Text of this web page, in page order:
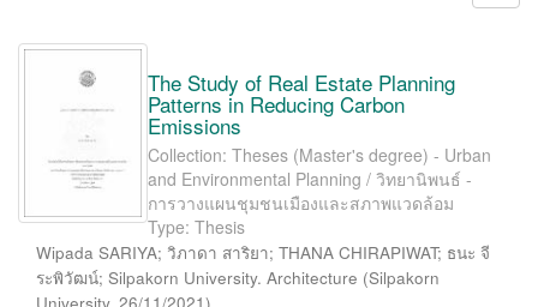
The Study of Real Estate Planning
Patterns in Reducing Carbon
Emissions
Collection: Theses (Master's degree) - Urban
and Environmental Planning / วิทยานิพนธ์ -
การวางแผนชุมชนเมืองและสภาพแวดล้อม
Type: Thesis
Wipada SARIYA; วิภาดา สาริยา; THANA CHIRAPIWAT; ธนะ จี
ระพิวัฒน์; Silpakorn University. Architecture (Silpakorn